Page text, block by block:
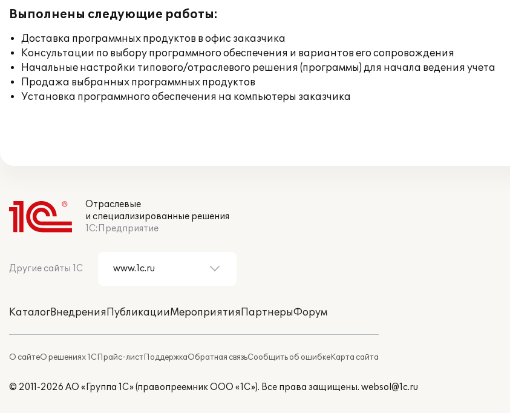
Выполнены следующие работы:
Доставка программных продуктов в офис заказчика
Консультации по выбору программного обеспечения и вариантов его сопровождения
Начальные настройки типового/отраслевого решения (программы) для начала ведения учета
Продажа выбранных программных продуктов
Установка программного обеспечения на компьютеры заказчика
Отраслевые
и специализированные решения
1С:Предприятие
Другие сайты 1С
КаталогВнедренияПубликацииМероприятияПартнерыФорум
О сайтеО решениях 1СПрайс-листПоддержкаОбратная связьСообщить об ошибкеКарта сайта
© 2011-2026 АО «Группа 1С» (правопреемник ООО «1С»). Все права защищены. websol@1c.ru